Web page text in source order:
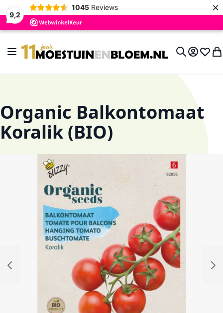
9,2
1045 Reviews ×
Toggle Nav
Account
Organic Balkontomaat
Koralik (BIO)